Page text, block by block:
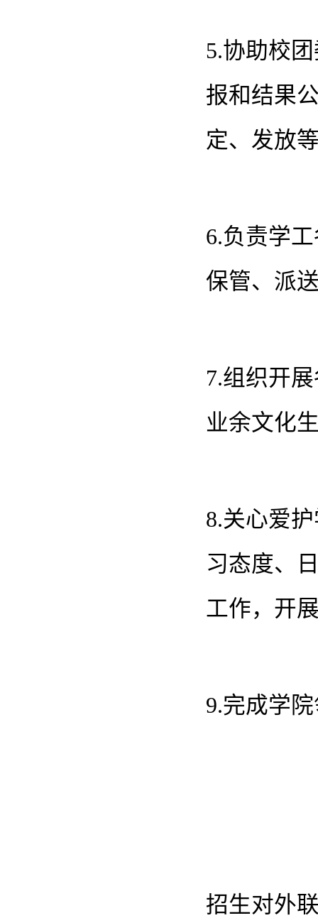
5.协助校
报和结果
定、发放
6.负责学
保管、派
7.组织开
业余文化
8.关心爱
习态度、
工作，开
9.完成学
招生对外